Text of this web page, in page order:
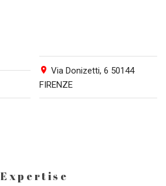
Via Donizetti, 6 50144
FIRENZE
Expertise